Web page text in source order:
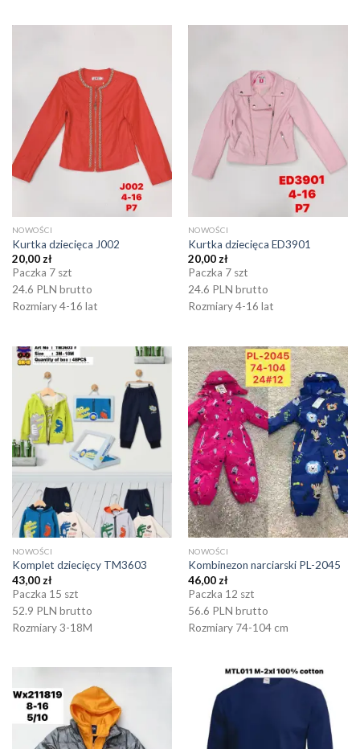
NOWOŚCI
Kurtka dziecięca J002
20,00 zł
Paczka 7 szt
24.6 PLN brutto
Rozmiary 4-16 lat
NOWOŚCI
Kurtka dziecięca ED3901
20,00 zł
Paczka 7 szt
24.6 PLN brutto
Rozmiary 4-16 lat
NOWOŚCI
Komplet dziecięcy TM3603
43,00 zł
Paczka 15 szt
52.9 PLN brutto
Rozmiary 3-18M
NOWOŚCI
Kombinezon narciarski PL-2045
46,00 zł
Paczka 12 szt
56.6 PLN brutto
Rozmiary 74-104 cm